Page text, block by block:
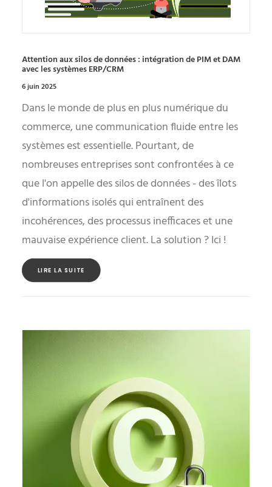
Attention aux silos de données : intégration de PIM et DAM
avec les systèmes ERP/CRM
6 juin 2025
Dans le monde de plus en plus numérique du
commerce, une communication fluide entre les
systèmes est essentielle. Pourtant, de
nombreuses entreprises sont confrontées à ce
que l'on appelle des silos de données - des îlots
d'informations isolés qui entraînent des
incohérences, des processus inefficaces et une
mauvaise expérience client. La solution ? Ici !
LIRE LA SUITE